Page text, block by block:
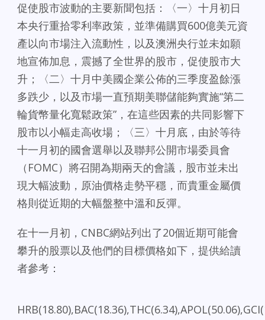
促使股市波動的主要新聞包括：〈一〉十月初日
本央行重拾零利率政策，並準備購買600億美元資
產以向市場注入流動性，以及澳洲央行並未如願
地宣佈加息，震撼了全世界的股市，促使股市大
升；〈二〉十月中美國企業公佈的三季度盈餘漲
多跌少，以及市場一直預期美聯儲能夠實施“第二
輪貨幣量化寬鬆政策”，在這些因素的共同影響下
股市以小幅走高收場；〈三〉十月底，由於等待
十一月初的國會選舉以及聯邦公開市場委員會
（FOMC）將召開為期兩天的會議，股市並未出
現大幅波動，原油價格走勢平穩，而貴重金屬價
格則從近期的大幅盤整中溫和反彈。
在十一月初，CNBC網站列出了20個近期可能會
攀升的股票以及他們的目標價格如下，提供給讀
者參考：